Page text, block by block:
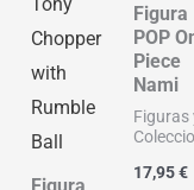
Figura
Figura
POP
Piece
Nami
Figuras
17,95€